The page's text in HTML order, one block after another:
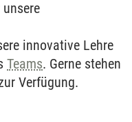
innovative Lehre
Teams. Gerne stehen
Verfügung.